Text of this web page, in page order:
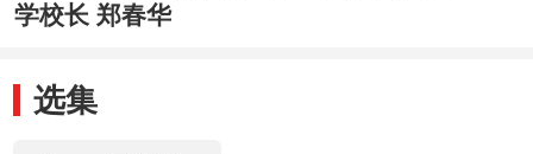
学校长 郑春华
选集